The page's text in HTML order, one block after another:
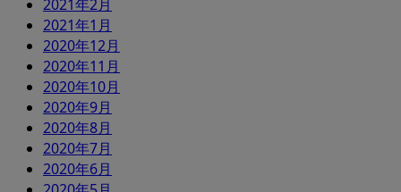
2021年2月
2021年1月
2020年12月
2020年11月
2020年10月
2020年9月
2020年8月
2020年7月
2020年6月